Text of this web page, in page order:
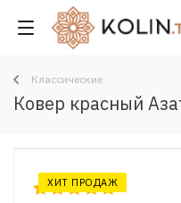
Классические
Ковер красный
ХИТ ПРОДАЖ